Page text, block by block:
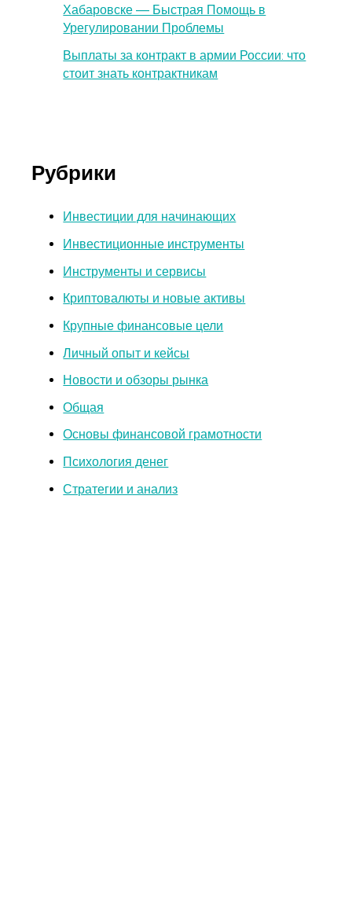
Хабаровске — Быстрая Помощь в
Урегулировании Проблемы
Выплаты за контракт в армии России: что
стоит знать контрактникам
Рубрики
Инвестиции для начинающих
Инвестиционные инструменты
Инструменты и сервисы
Криптовалюты и новые активы
Крупные финансовые цели
Личный опыт и кейсы
Новости и обзоры рынка
Общая
Основы финансовой грамотности
Психология денег
Стратегии и анализ